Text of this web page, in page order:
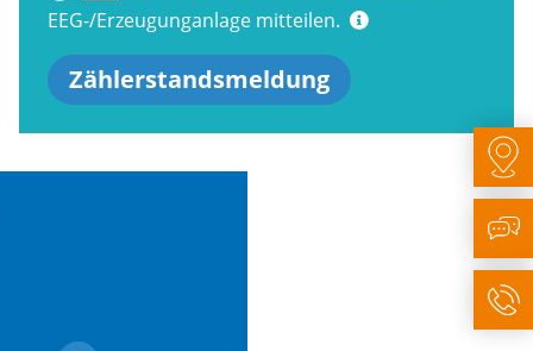
EEG-/Erzeugunganlage mitteilen.
Zählerstandsmeldung